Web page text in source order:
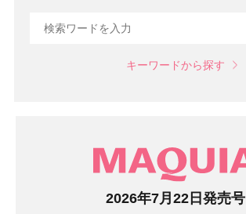
キーワードから探す
2026年7月22日発売号